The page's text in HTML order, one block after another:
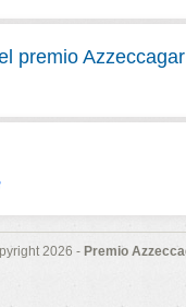
premio
2026 - Premio